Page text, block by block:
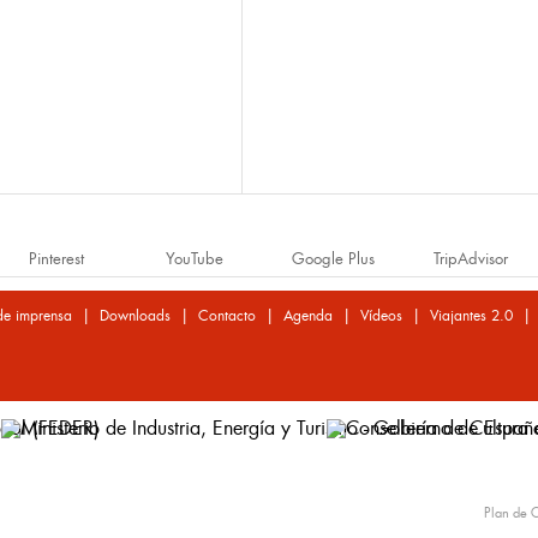
Pinterest YouTube Google Plus TripAdvisor
imprensa | Downloads | Contacto | Agenda | Vídeos | Viajantes 2.0
Plan de